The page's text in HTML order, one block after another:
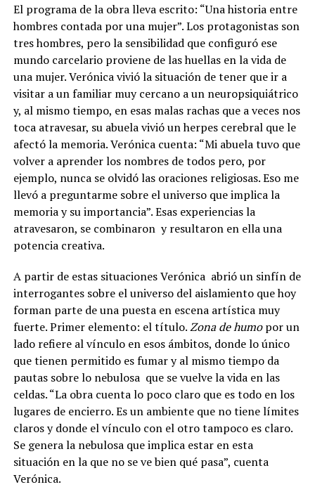
El programa de la obra lleva escrito: “Una historia entre
hombres contada por una mujer”. Los protagonistas son
tres hombres, pero la sensibilidad que configuró ese
mundo carcelario proviene de las huellas en la vida de
una mujer. Verónica vivió la situación de tener que ir a
visitar a un familiar muy cercano a un neuropsiquiátrico
y, al mismo tiempo, en esas malas rachas que a veces nos
toca atravesar, su abuela vivió un herpes cerebral que le
afectó la memoria. Verónica cuenta: “Mi abuela tuvo que
volver a aprender los nombres de todos pero, por
ejemplo, nunca se olvidó las oraciones religiosas. Eso me
llevó a preguntarme sobre el universo que implica la
memoria y su importancia”. Esas experiencias la
atravesaron, se combinaron y resultaron en ella una
potencia creativa.
A partir de estas situaciones Verónica abrió un sinfín de
interrogantes sobre el universo del aislamiento que hoy
forman parte de una puesta en escena artística muy
fuerte. Primer elemento: el título.Zona de humopor un
lado refiere al vínculo en esos ámbitos, donde lo único
que tienen permitido es fumar y al mismo tiempo da
pautas sobre lo nebulosa que se vuelve la vida en las
celdas. “La obra cuenta lo poco claro que es todo en los
lugares de encierro. Es un ambiente que no tiene límites
claros y donde el vínculo con el otro tampoco es claro.
Se genera la nebulosa que implica estar en esta
situación en la que no se ve bien qué pasa”, cuenta
Verónica.